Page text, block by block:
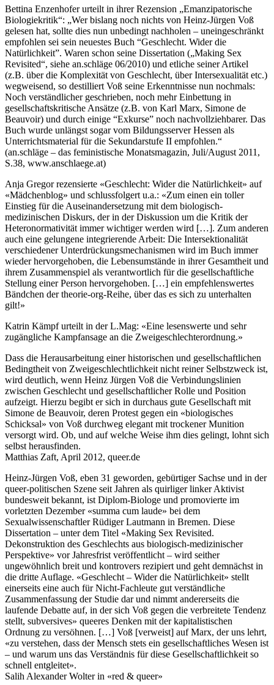
Bettina Enzenhofer urteilt in ihrer Rezension „Emanzipatorische
Biologiekritik“: „Wer bislang noch nichts von Heinz-Jürgen Voß
gelesen hat, sollte dies nun unbedingt nachholen – uneingeschränkt
empfohlen sei sein neuestes Buch “Geschlecht. Wider die
Natürlichkeit”. Waren schon seine Dissertation („Making Sex
Revisited“, siehe an.schläge 06/2010) und etliche seiner Artikel
(z.B. über die Komplexität von Geschlecht, über Intersexualität etc.)
wegweisend, so destilliert Voß seine Erkenntnisse nun nochmals:
Noch verständlicher geschrieben, noch mehr Einbettung in
gesellschaftskritische Ansätze (z.B. von Karl Marx, Simone de
Beauvoir) und durch einige “Exkurse” noch nachvollziehbarer. Das
Buch wurde unlängst sogar vom Bildungsserver Hessen als
Unterrichtsmaterial für die Sekundarstufe II empfohlen.“
(an.schläge – das feministische Monatsmagazin, Juli/August 2011,
S.38, www.anschlaege.at)
Anja Gregor rezensierte «Geschlecht: Wider die Natürlichkeit» auf
«Mädchenblog» und schlussfolgert u.a.: «Zum einen ein toller
Einstieg für die Auseinandersetzung mit dem biologisch-
medizinischen Diskurs, der in der Diskussion um die Kritik der
Heteronormativität immer wichtiger werden wird […]. Zum anderen
auch eine gelungene integrierende Arbeit: Die Intersektionalität
verschiedener Unterdrückungsmechanismen wird im Buch immer
wieder hervorgehoben, die Lebensumstände in ihrer Gesamtheit und
ihrem Zusammenspiel als verantwortlich für die gesellschaftliche
Stellung einer Person hervorgehoben. […] ein empfehlenswertes
Bändchen der theorie-org-Reihe, über das es sich zu unterhalten
gilt!»
Katrin Kämpf urteilt in der L.Mag: «Eine lesenswerte und sehr
zugängliche Kampfansage an die Zweigeschlechterordnung.»
Dass die Herausarbeitung einer historischen und gesellschaftlichen
Bedingtheit von Zweigeschlechtlichkeit nicht reiner Selbstzweck ist,
wird deutlich, wenn Heinz Jürgen Voß die Verbindungslinien
zwischen Geschlecht und gesellschaftlicher Rolle und Position
aufzeigt. Hierzu begibt er sich in durchaus gute Gesellschaft mit
Simone de Beauvoir, deren Protest gegen ein «biologisches
Schicksal» von Voß durchweg elegant mit trockener Munition
versorgt wird. Ob, und auf welche Weise ihm dies gelingt, lohnt sich
selbst herausfinden.
Matthias Zaft, April 2012, queer.de
Heinz-Jürgen Voß, eben 31 geworden, gebürtiger Sachse und in der
queer-politischen Szene seit Jahren als quirliger linker Aktivist
bundesweit bekannt, ist Diplom-Biologe und promovierte im
vorletzten Dezember «summa cum laude» bei dem
Sexualwissenschaftler Rüdiger Lautmann in Bremen. Diese
Dissertation – unter dem Titel «Making Sex Revisited.
Dekonstruktion des Geschlechts aus biologisch-medizinischer
Perspektive» vor Jahresfrist veröffentlicht – wird seither
ungewöhnlich breit und kontrovers rezipiert und geht demnächst in
die dritte Auflage. «Geschlecht – Wider die Natürlichkeit» stellt
einerseits eine auch für Nicht-Fachleute gut verständliche
Zusammenfassung der Studie dar und nimmt andererseits die
laufende Debatte auf, in der sich Voß gegen die verbreitete Tendenz
stellt, subversives» queeres Denken mit der kapitalistischen
Ordnung zu versöhnen. […] Voß [verweist] auf Marx, der uns lehrt,
«zu verstehen, dass der Mensch stets ein gesellschaftliches Wesen ist
– und warum uns das Verständnis für diese Gesellschaftlichkeit so
schnell entgleitet».
Salih Alexander Wolter in «red & queer»